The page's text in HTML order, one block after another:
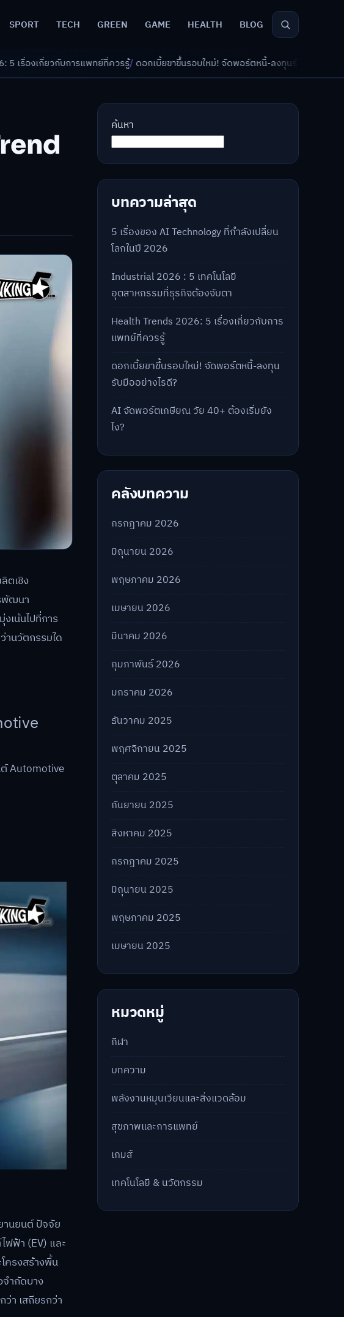
SPORT TECH GREEN GAME HEALTH BLOG
ย์ที่ควรรู้/ดอกเบี้ยขาขึ้นรอบใหม่! จัดพอร์ตหนี้-ลงทุนรับมืออย่างไรดี?/AI จัดพอร์ตเกษียณ
ตเชิง
พัฒนา
เน้นไปที่การ
านวัตกรรมใด
Automotive
านยนต์ ปัจจัย
ฟ้า (EV) และ
ครงสร้างพื้น
ำกัดบาง
า เสถียรกว่า
ค้นหา
บทความล่าสุด
5 เรื่องของ AI Technology ที่กำลังเปลี่ยน
โลกในปี 2026
Industrial 2026 : 5 เทคโนโลยี
อุตสาหกรรมที่ธุรกิจต้องจับตา
Health Trends 2026: 5 เรื่องเกี่ยวกับการ
แพทย์ที่ควรรู้
ดอกเบี้ยขาขึ้นรอบใหม่! จัดพอร์ตหนี้-ลงทุน
รับมืออย่างไรดี?
AI จัดพอร์ตเกษียณ วัย 40+ ต้องเริ่มยัง
ไง?
คลังบทความ
กรกฎาคม 2026
มิถุนายน 2026
พฤษภาคม 2026
เมษายน 2026
มีนาคม 2026
กุมภาพันธ์ 2026
มกราคม 2026
ธันวาคม 2025
พฤศจิกายน 2025
ตุลาคม 2025
กันยายน 2025
สิงหาคม 2025
กรกฎาคม 2025
มิถุนายน 2025
พฤษภาคม 2025
เมษายน 2025
หมวดหมู่
กีฬา
บทความ
พลังงานหมุนเวียนและสิ่งแวดล้อม
สุขภาพและการแพทย์
เกมส์
เทคโนโลยี & นวัตกรรม